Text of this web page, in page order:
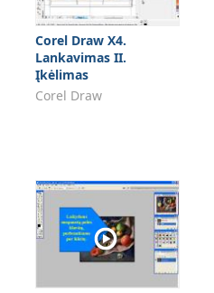
Corel Draw X4.
Lankavimas II.
Įkėlimas
Corel Draw